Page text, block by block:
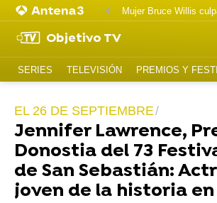
Mujer Bruce Willis
Objetivo TV
SERIES TELEVISIÓN PREMIOS Y
EL 26 DE SEPTIEMBRE
Jennifer Lawrence,
Donostia del 73
de San Sebastián:
joven de la historia